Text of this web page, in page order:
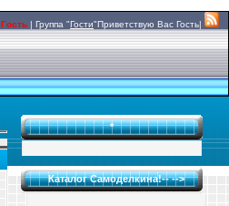
Гость | Группа "Гости"Приветствую Вас Гость|
*
Каталог Самоделкина!-- -->